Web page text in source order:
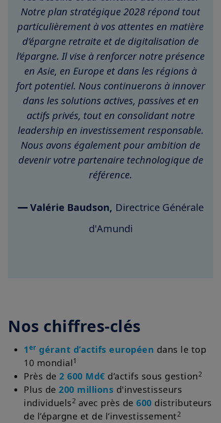
Notre plan stratégique 2028 répond tout
particulièrement à vos attentes en matière
d’épargne retraite et de digitalisation de
l’épargne. Il vise à renforcer notre présence
en Asie, en Europe et dans les régions à
fort potentiel. Nous continuerons à innover
dans les solutions actives, passives et en
actifs privés, tout en consolidant notre
leadership en investissement responsable.
Nous avons également pour ambition de
devenir votre partenaire technologique de
référence.
Valérie Baudson, Directrice Générale
d'Amundi
Nos chiffres-clés
1er gérant d’actifs européen dans le top
10 mondial1
Près de 2 600 Md€ d’actifs sous gestion2
Plus de 200 millions d'investisseurs
individuels2 avec près de 600 distributeurs
de l’épargne et de l’investissement2